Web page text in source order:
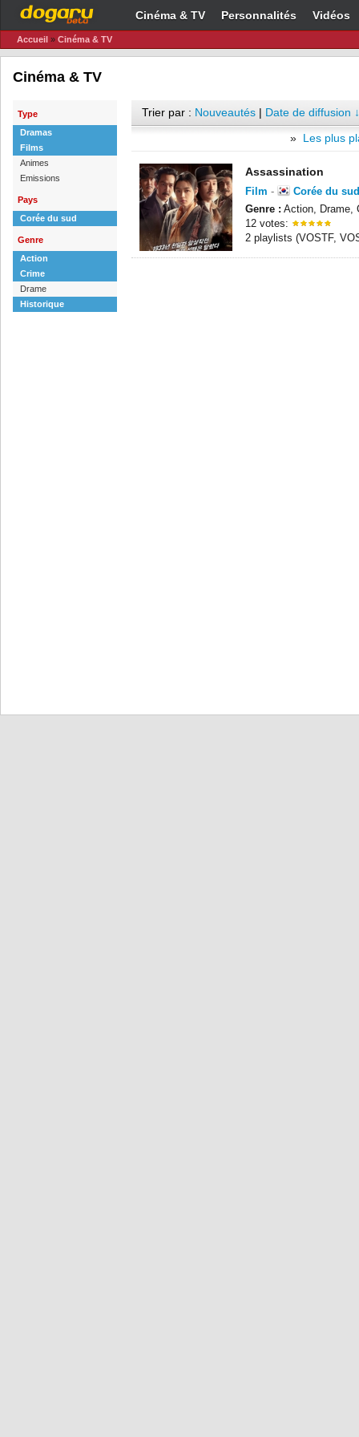
Cinéma & TV Personnalités Vidéos
Accueil » Cinéma & TV
Cinéma & TV
Type
Dramas
Films
Animes
Emissions
Pays
Corée du sud
Genre
Action
Crime
Drame
Historique
Trier par : Nouveautés | Date de diffusion ↓
» Les plus
Assassination
Film -
Corée du sud
Genre : Action, Drame,
12 votes:
2 playlists (VOSTF,